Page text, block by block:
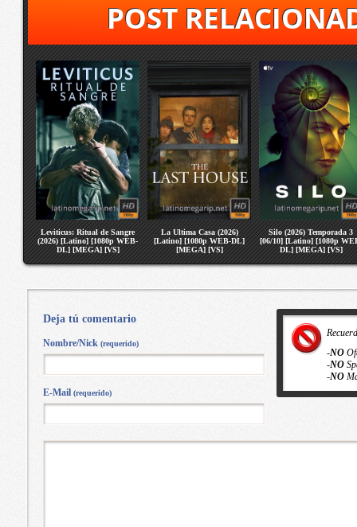
POST
Leviticus: Ritual de Sangre
(2026) [Latino] [1080p WEB-
DL] [MEGA] [VS]
La Ultima Casa (2026)
[Latino] [1080p WEB-DL]
[MEGA] [VS]
Silo (2026) Temporada 3
[06/10] [Latino] [1080p
DL] [MEGA] [VS]
-NO
-NO
-NO
Deja tú comentario
Nombre/Nick (requerido)
E-Mail (requerido)